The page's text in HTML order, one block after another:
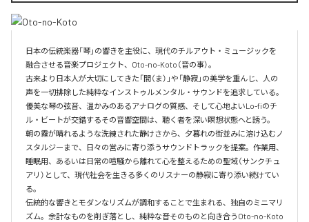
日本の伝統楽器「琴」の響きを主役に、現代のチルアウト・ミュージックを
融合させる音楽プロジェクト、Oto-no-Koto（音の事）。
古来より日本人が大切にしてきた「間（ま）」や「静寂」の美学を重んじ、人の
声を一切排除した純粋なインストゥルメンタル・サウンドを追求している。
優美な琴の弦音、温かみのあるアナログの質感、そして心地よいLo-fiのチ
ル・ビートが交錯するその音響空間は、聴く者を深い瞑想状態へと誘う。
朝の霧が晴れるような洗練された静けさから、夕暮れの街並みに溶け込むノ
スタルジーまで、日々の営みに寄り添うサウンドトラックを提案。作業用、
睡眠用、あるいは日常の喧騒から離れて心を整えるための聖域（サンクチュ
アリ）として、現代社会を生きる多くのリスナーの静寂に寄り添い続けてい
る。
伝統的な響きとモダンなリズムが調和することで生まれる、独自のミニマリ
ズム。余計なものを削ぎ落とし、純粋な音そのものと向き合うOto-no-Koto